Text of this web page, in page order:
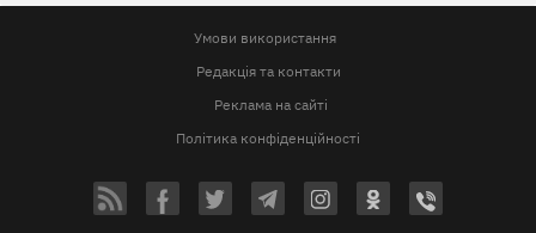
Умови використання
Редакція та контакти
Реклама на сайті
Політика конфіденційності